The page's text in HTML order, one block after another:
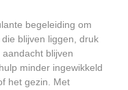
begeleiding om
blijven liggen, druk
blijven
minder ingewikkeld
het gezin. Met